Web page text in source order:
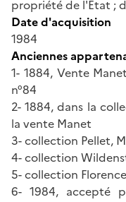
propriété de l'Etat ;
Date d'acquisition
1984
Anciennes
1- 1884, Vente
n°84
2- 1884, dans la
la vente Manet
3- collection Pellet,
4- collection
5- collection
6- 1984, accepté